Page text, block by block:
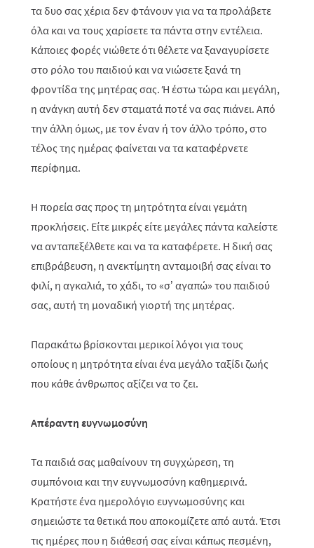
τα δυο σας χέρια δεν φτάνουν για να τα προλάβετε
όλα και να τους χαρίσετε τα πάντα στην εντέλεια.
Κάποιες φορές νιώθετε ότι θέλετε να ξαναγυρίσετε
στο ρόλο του παιδιού και να νιώσετε ξανά τη
φροντίδα της μητέρας σας. Ή έστω τώρα και μεγάλη,
η ανάγκη αυτή δεν σταματά ποτέ να σας πιάνει. Από
την άλλη όμως, με τον έναν ή τον άλλο τρόπο, στο
τέλος της ημέρας φαίνεται να τα καταφέρνετε
περίφημα.
Η πορεία σας προς τη μητρότητα είναι γεμάτη
προκλήσεις. Είτε μικρές είτε μεγάλες πάντα καλείστε
να ανταπεξέλθετε και να τα καταφέρετε. Η δική σας
επιβράβευση, η ανεκτίμητη ανταμοιβή σας είναι το
φιλί, η αγκαλιά, το χάδι, το «σ’ αγαπώ» του παιδιού
σας, αυτή τη μοναδική γιορτή της μητέρας.
Παρακάτω βρίσκονται μερικοί λόγοι για τους
οποίους η μητρότητα είναι ένα μεγάλο ταξίδι ζωής
που κάθε άνθρωπος αξίζει να το ζει.
Απέραντη ευγνωμοσύνη
Τα παιδιά σας μαθαίνουν τη συγχώρεση, τη
συμπόνοια και την ευγνωμοσύνη καθημερινά.
Κρατήστε ένα ημερολόγιο ευγνωμοσύνης και
σημειώστε τα θετικά που αποκομίζετε από αυτά. Έτσι
τις ημέρες που η διάθεσή σας είναι κάπως πεσμένη,